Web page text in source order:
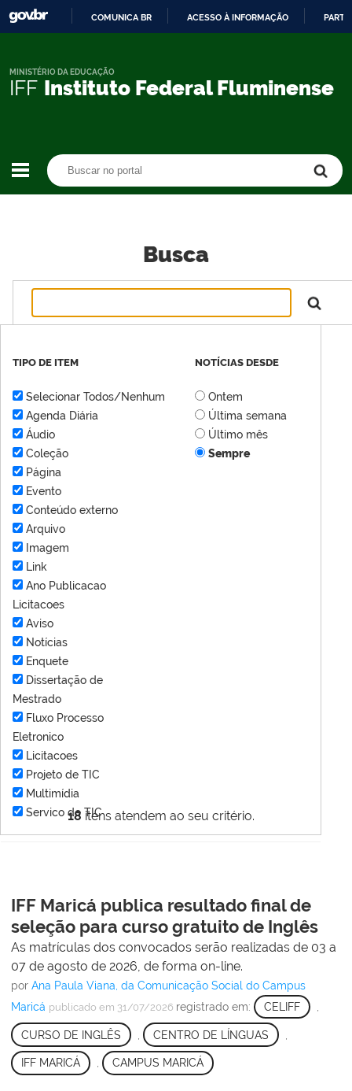
CONTEÚDO
COMUNICA BR ACESSO À INFORMAÇÃO
IFF Instituto Federal Fluminense
MINISTÉRIO DA EDUCAÇÃO
Busca
18 itens atendem ao seu critério.
TIPO DE ITEM
Selecionar Todos/Nenhum
Agenda Diária
Áudio
Coleção
Página
Evento
Conteúdo externo
Arquivo
Imagem
Link
Ano Publicacao
Licitacoes
Aviso
Notícias
Enquete
Dissertação de
Mestrado
Fluxo Processo
Eletronico
Licitacoes
Projeto de TIC
Multimídia
Servico de TIC
NOTÍCIAS DESDE
Ontem
Última semana
Último mês
Sempre
IFF Maricá publica resultado final de
seleção para curso gratuito de Inglês
As matrículas dos convocados serão realizadas de 03 a
07 de agosto de 2026, de forma on-line.
por Ana Paula Viana, da Comunicação Social do Campus
Maricá publicado em 31/07/2026 registrado em: CELIFF
CURSO DE INGLÊS CENTRO DE LÍNGUAS
IFF MARICÁ , CAMPUS MARICÁ